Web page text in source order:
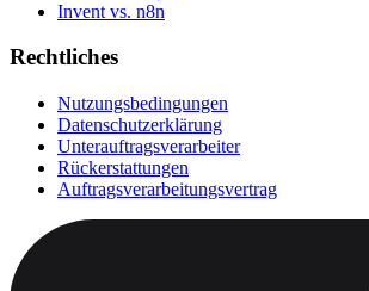
Invent vs. n8n
Rechtliches
Nutzungsbedingungen
Datenschutzerklärung
Unterauftragsverarbeiter
Rückerstattungen
Auftragsverarbeitungsvertrag